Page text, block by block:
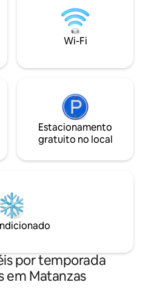
Padel.
o uso
dominar o setor
mar ao longe.
estacionar seu
cabana.
Wi-Fi
Estacionamento
gratuito no local
por temporada
em Matanzas